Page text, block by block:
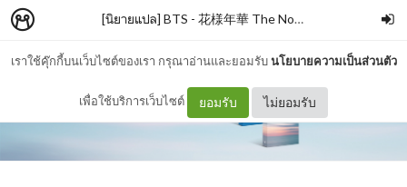
เราใช้คุ๊กกี้บนเว็บไซต์ของเรา กรุณาอ่านและยอมรับนโยบายความเป็นส่วนตัว
เพื่อใช้บริการเว็บไซต์ ยอมรับ ไม่ยอมรับ
[นิยายแปล] BTS - 花様年華 The Notes1